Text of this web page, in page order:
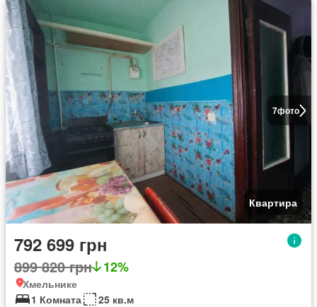
7фото
Квартира
792 699 грн
899 820 грн 12%
Хмельнике
1 Комната
25 кв.м